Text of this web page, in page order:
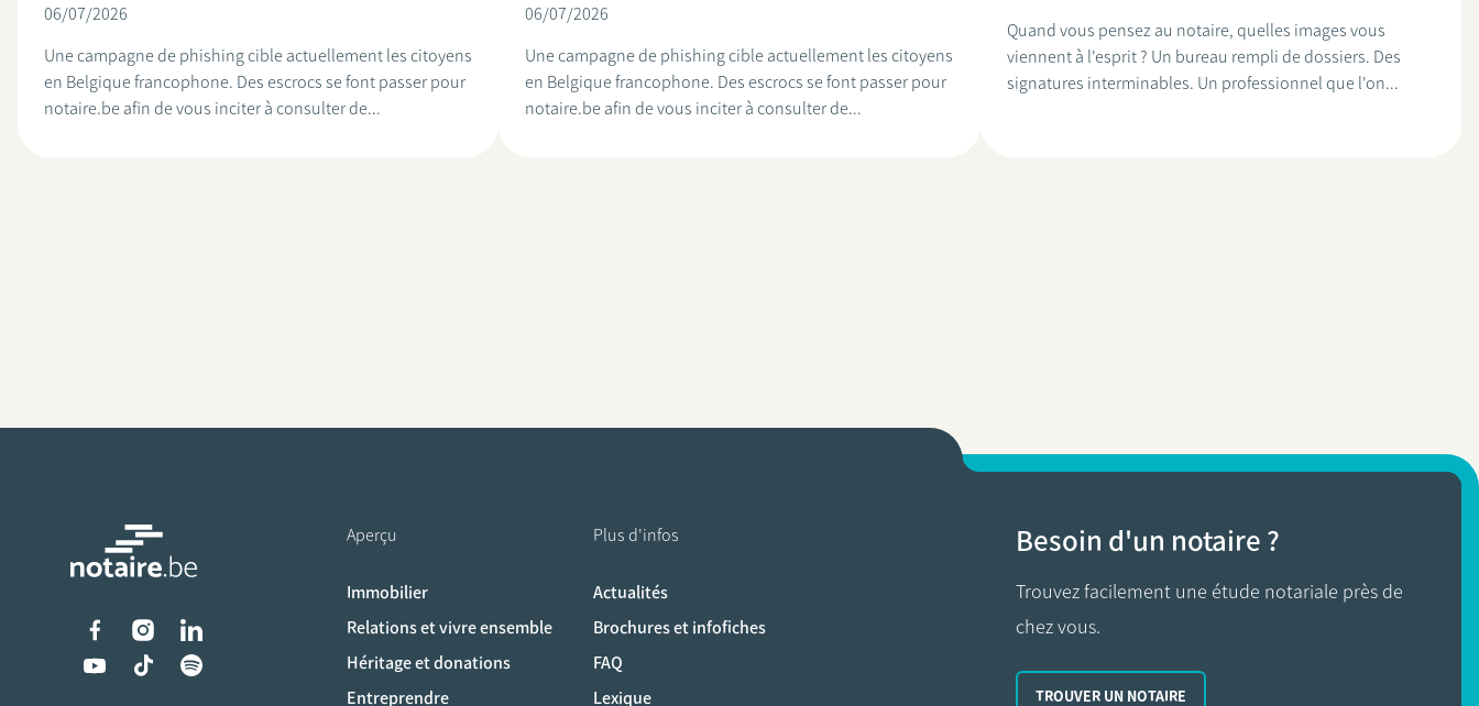
06/07/2026
Une campagne de phishing cible actuellement les citoyens
en Belgique francophone. Des escrocs se font passer pour
notaire.be afin de vous inciter à consulter de...
06/07/2026
Une campagne de phishing cible actuellement les citoyens
en Belgique francophone. Des escrocs se font passer pour
notaire.be afin de vous inciter à consulter de...
Quand vous pensez au notaire, quelles images vous
viennent à l'esprit ? Un bureau rempli de dossiers. Des
signatures interminables. Un professionnel que l'on...
Liens vers les réseaux sociaux
Aperçu
Immobilier
Relations et vivre ensemble
Héritage et donations
Entreprendre
Plus d'infos
Actualités
Brochures et infofiches
FAQ
Lexique
Besoin d'un notaire ?
Trouvez facilement une étude notariale près de
chez vous.
TROUVER UN NOTAIRE